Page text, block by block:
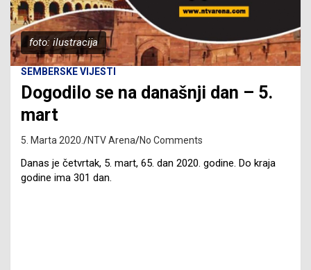
foto: ilustracija
SEMBERSKE VIJESTI
Dogodilo se na današnji dan – 5.
mart
5. Marta 2020. NTV Arena No Comments
Danas je četvrtak, 5. mart, 65. dan 2020. godine. Do kraja
godine ima 301 dan.